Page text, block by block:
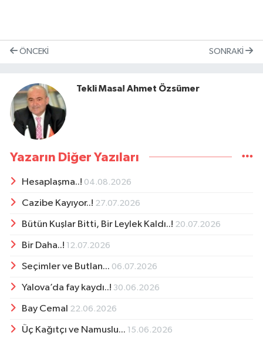
ÖNCEKI SONRAKI
Tekli Masa! Ahmet Özsümer
Yazarın Diğer Yazıları
Hesaplaşma..! 04.08.2026
Cazibe Kayıyor..! 27.07.2026
Bütün Kuşlar Bitti, Bir Leylek Kaldı..! 20.07.2026
Bir Daha..! 12.07.2026
Seçimler ve Butlan... 06.07.2026
Yalova’da fay kaydı..! 30.06.2026
Bay Cemal 22.06.2026
Üç Kağıtçı ve Namuslu... 15.06.2026